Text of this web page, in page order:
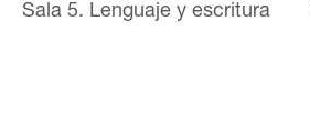
Sala 5. Lenguaje y escritura